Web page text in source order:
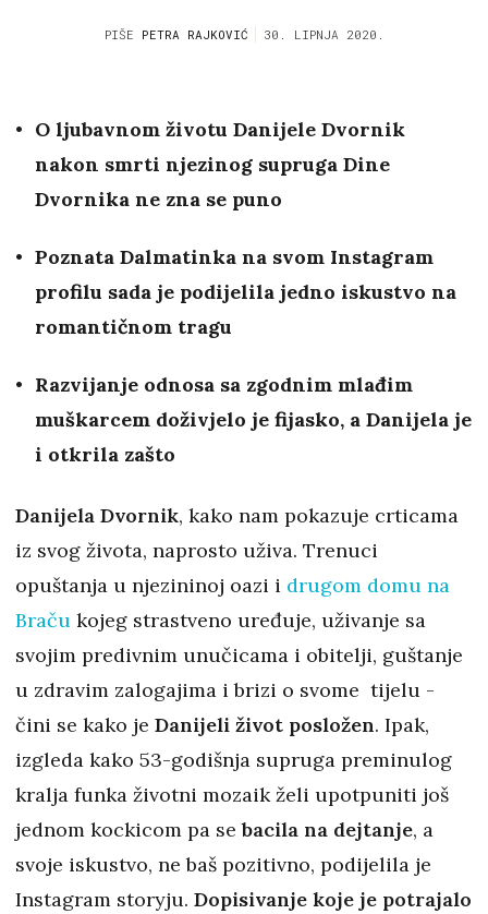
PIŠE PETRA RAJKOVIĆ 30. LIPNJA 2020.
O ljubavnom životu Danijele Dvornik
nakon smrti njezinog supruga Dine
Dvornika ne zna se puno
Poznata Dalmatinka na svom Instagram
profilu sada je podijelila jedno iskustvo na
romantičnom tragu
Razvijanje odnosa sa zgodnim mlađim
muškarcem doživjelo je fijasko, a Danijela je
i otkrila zašto
Danijela Dvornik, kako nam pokazuje crticama
iz svog života, naprosto uživa. Trenuci
opuštanja u njezininoj oazi i drugom domu na
Braču kojeg strastveno uređuje, uživanje sa
svojim predivnim unučicama i obitelji, guštanje
u zdravim zalogajima i brizi o svome tijelu -
čini se kako je Danijeli život posložen. Ipak,
izgleda kako 53-godišnja supruga preminulog
kralja funka životni mozaik želi upotpuniti još
jednom kockicom pa se bacila na dejtanje, a
svoje iskustvo, ne baš pozitivno, podijelila je
Instagram storyju. Dopisivanje koje je potrajalo